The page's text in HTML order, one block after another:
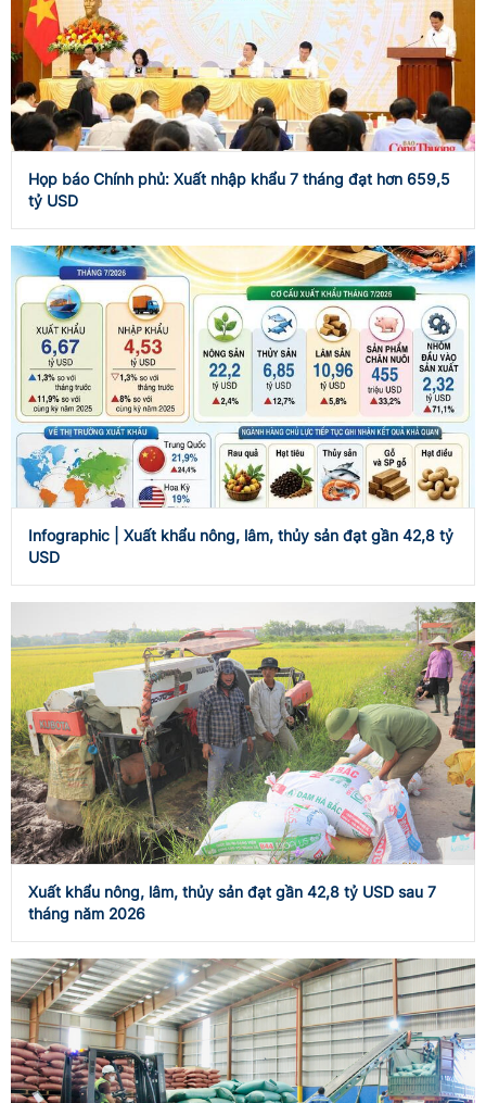
Họp báo Chính phủ: Xuất nhập khẩu 7 tháng đạt hơn 659,5
tỷ USD
Infographic | Xuất khẩu nông, lâm, thủy sản đạt gần 42,8 tỷ
USD
Xuất khẩu nông, lâm, thủy sản đạt gần 42,8 tỷ USD sau 7
tháng năm 2026